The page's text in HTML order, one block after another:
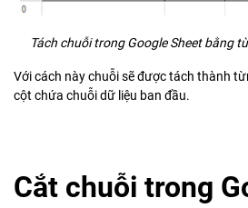
Tách chuỗi trong Google Sheet bằng
Với cách này chuỗi sẽ được tách thành
cột chứa chuỗi dữ liệu ban đầu.
Cắt chuỗi trong